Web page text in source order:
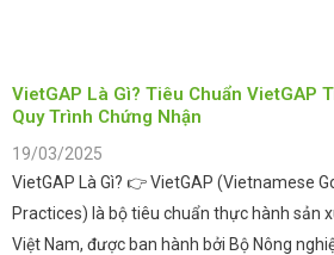
VietGAP Là Gì? Tiêu Chuẩn VietGAP
Quy Trình Chứng Nhận
19/03/2025
VietGAP Là Gì? 👉 VietGAP (Vietnamese
Practices) là bộ tiêu chuẩn thực hành sản
Việt Nam, được ban hành bởi Bộ Nông